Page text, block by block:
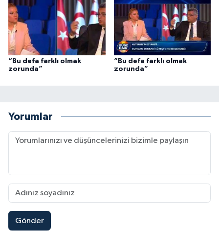
“Bu defa farklı olmak
zorunda”
“Bu defa farklı olmak
zorunda”
Yorumlar
Gönder